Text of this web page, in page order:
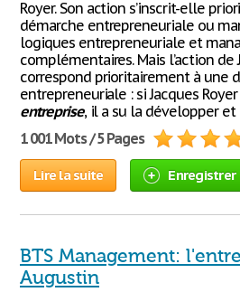
Royer. Son action s’inscrit-elle
démarche entrepreneuriale ou
logiques entrepreneuriale et
complémentaires. Mais l’action de
correspond prioritairement à une
entrepreneuriale : si Jacques Royer
entreprise, il a su la développer et
1 001 Mots / 5 Pages
Lire la suite Enregistrer
BTS Management:
Augustin